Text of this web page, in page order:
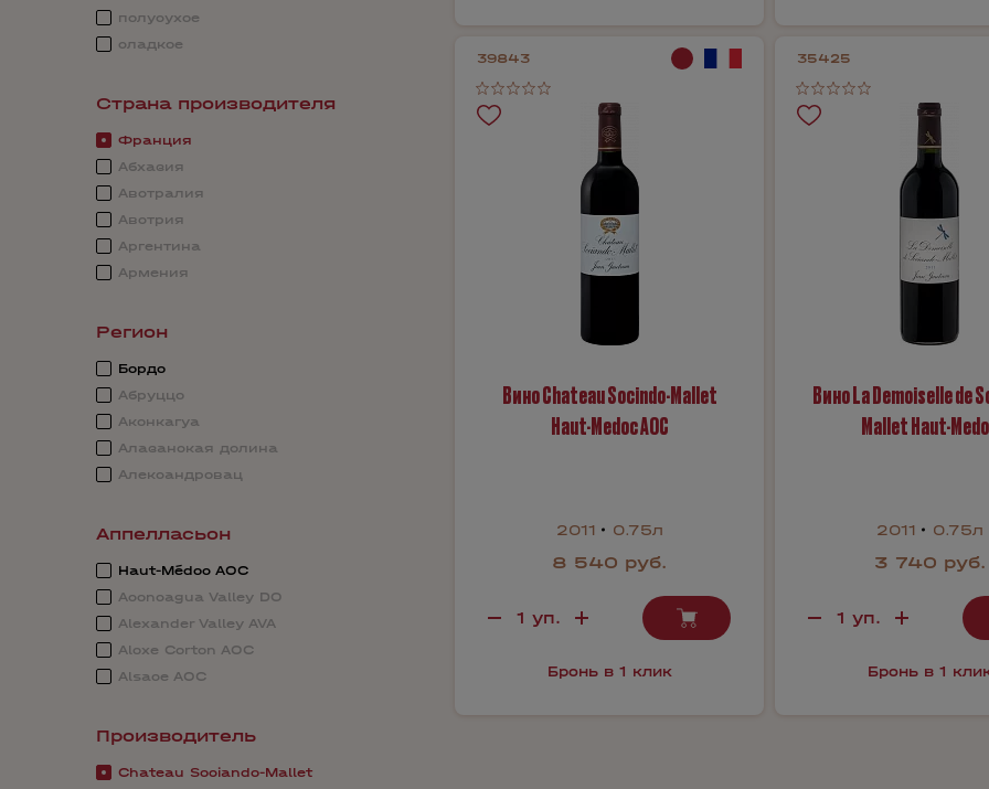
полусухое
сладкое
Страна производителя
Франция
Абхазия
Австралия
Австрия
Аргентина
Армения
Регион
Бордо
Абруццо
Аконкагуа
Алазанская долина
Александровац
Аппелласьон
Haut-Médoc AOC
Aconcagua Valley DO
Alexander Valley AVA
Aloxe Corton AOC
Alsace AOC
Производитель
Chateau Sociando-Mallet
39843
Вино Chateau Socindo-Mallet
Haut-Medoc AOC
2011 0.75л
8 540 руб.
Бронь в 1 клик
35425
Вино La Demoiselle de
Mallet Haut-
2011 0.75л
3 740 руб.
Бронь в 1